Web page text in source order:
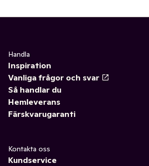
Handla
Inspiration
Vanliga frågor och svar
Så handlar du
Hemleverans
Färskvarugaranti
Kontakta oss
Kundservice